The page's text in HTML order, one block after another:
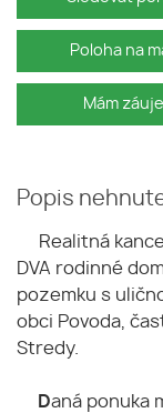
Poloha na
Mám
Popis
Realitná
DVA rodinné
pozemku s
obci Povoda,
Stredy.
Daná ponuka